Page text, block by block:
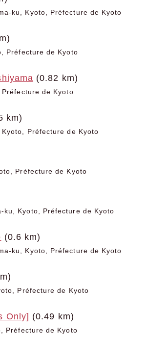
ku, Kyoto, Préfecture de Kyoto
Préfecture de Kyoto
(0.82 km)
de Kyoto
km)
Préfecture de Kyoto
Préfecture de Kyoto
ku, Kyoto, Préfecture de Kyoto
(0.6 km)
ku, Kyoto, Préfecture de Kyoto
Préfecture de Kyoto
Only] (0.49 km)
Préfecture de Kyoto